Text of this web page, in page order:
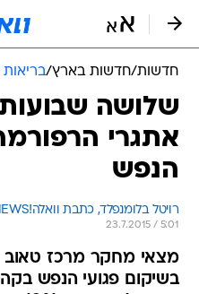
חדשות/חדשות בארץ/בריאות
שלושה
אתגרי
הנפש
רויטל בלומנפלד, כתבת וואלה!NEWS לענייני בריאות
23.7.2015 / 5:01
מצאי מחקר מרכז טאוב
בשיקום פגועי הנפש